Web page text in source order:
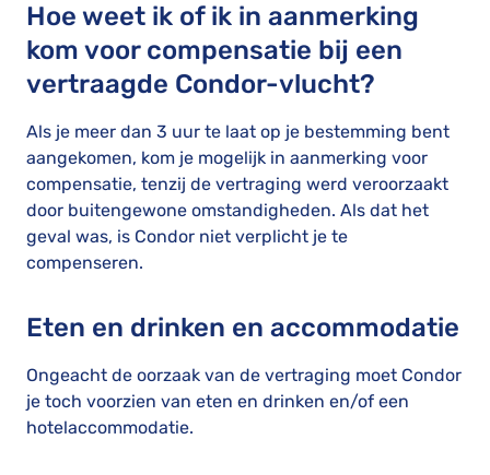
Hoe weet ik of ik in aanmerking
kom voor compensatie bij een
vertraagde Condor-vlucht?
Als je meer dan 3 uur te laat op je bestemming bent
aangekomen, kom je mogelijk in aanmerking voor
compensatie, tenzij de vertraging werd veroorzaakt
door buitengewone omstandigheden. Als dat het
geval was, is Condor niet verplicht je te
compenseren.
Eten en drinken en accommodatie
Ongeacht de oorzaak van de vertraging moet Condor
je toch voorzien van eten en drinken en/of een
hotelaccommodatie.